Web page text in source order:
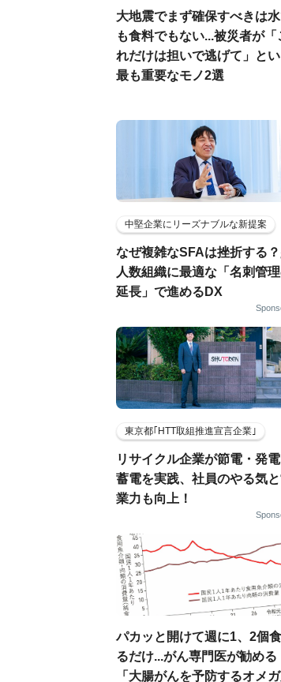
大地震でまず確保すべきは
も食料でもない...被災者が「
れだけは担いで逃げて」とい
最も重要なモノ2選
中堅企業にリーズナブルな新提案
なぜ複雑なSFAは挫折する
人数組織に最適な「名刺管
延長」で進めるDX
東京都｢HTT取組推進宣言企業｣
リサイクル企業が節電・発電
蓄電を実践、社員のやる気
業力も向上！
パカッと開けて週に1、2個
るだけ...がん専門医が勧める
「大腸がんを予防するオメ